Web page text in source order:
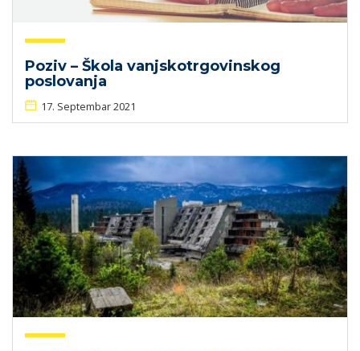
Poziv – Škola vanjskotrgovinskog
poslovanja
17. Septembar 2021